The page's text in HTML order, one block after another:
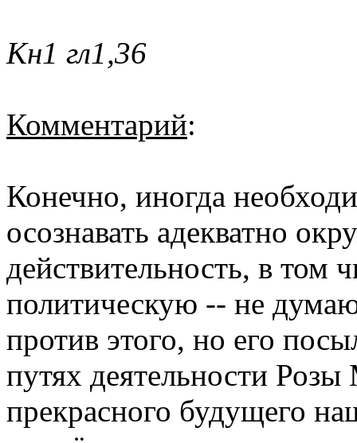
Кн1 гл1,36
Комментарий:
Конечно, иногда
осознавать адекватно
действительность, в том
политическую -- не
против этого, но его
путях деятельности
прекрасного будущего